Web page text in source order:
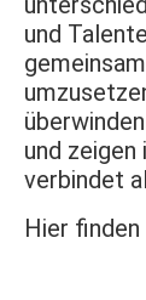
und
und zeigen
verbindet
Hier finden